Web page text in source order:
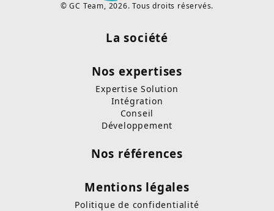
© GC Team, 2026. Tous droits réservés.
La société
Nos expertises
Expertise Solution
Intégration
Conseil
Développement
Nos références
Mentions légales
Politique de confidentialité